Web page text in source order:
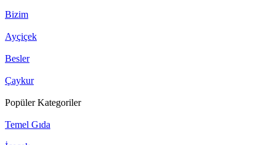
Bizim
Ayçiçek
Besler
Çaykur
Popüler Kategoriler
Temel Gıda